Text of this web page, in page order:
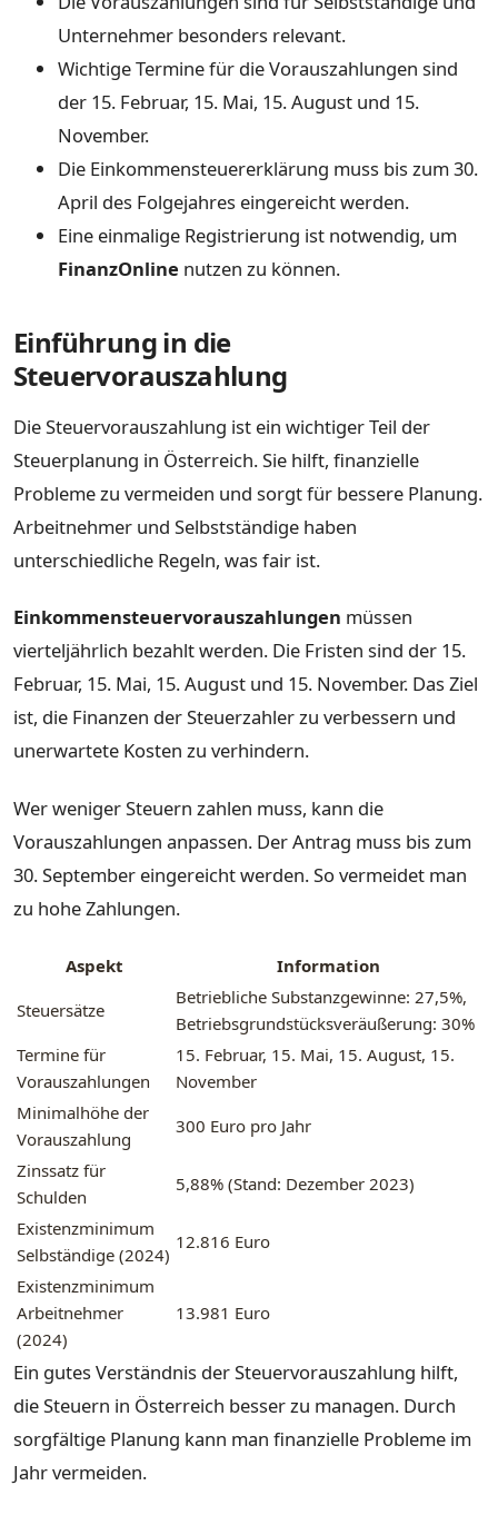
Unternehmer besonders relevant.
Wichtige Termine für die Vorauszahlungen sind
der 15. Februar, 15. Mai, 15. August und 15.
November.
Die Einkommensteuererklärung muss bis zum 30.
April des Folgejahres eingereicht werden.
Eine einmalige Registrierung ist notwendig, um
FinanzOnline nutzen zu können.
Einführung in die
Steuervorauszahlung
Die Steuervorauszahlung ist ein wichtiger Teil der
Steuerplanung in Österreich. Sie hilft, finanzielle
Probleme zu vermeiden und sorgt für bessere Planung.
Arbeitnehmer und Selbstständige haben
unterschiedliche Regeln, was fair ist.
Einkommensteuervorauszahlungen müssen
vierteljährlich bezahlt werden. Die Fristen sind der 15.
Februar, 15. Mai, 15. August und 15. November. Das Ziel
ist, die Finanzen der Steuerzahler zu verbessern und
unerwartete Kosten zu verhindern.
Wer weniger Steuern zahlen muss, kann die
Vorauszahlungen anpassen. Der Antrag muss bis zum
30. September eingereicht werden. So vermeidet man
zu hohe Zahlungen.
Aspekt
Information
Steuersätze
Betriebliche Substanzgewinne: 27,5%,
Betriebsgrundstücksveräußerung: 30%
Termine für
Vorauszahlungen
15. Februar, 15. Mai, 15. August, 15.
November
Minimalhöhe der
Vorauszahlung
300 Euro pro Jahr
Zinssatz für
Schulden
5,88% (Stand: Dezember 2023)
Existenzminimum
Selbständige (2024)
12.816 Euro
Existenzminimum
Arbeitnehmer
(2024)
13.981 Euro
Ein gutes Verständnis der Steuervorauszahlung hilft,
die Steuern in Österreich besser zu managen. Durch
sorgfältige Planung kann man finanzielle Probleme im
Jahr vermeiden.